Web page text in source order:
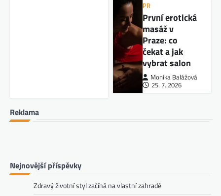
PR
První erotická
masáž v
Praze: co
čekat a jak
vybrat salon
Monika Balážová
25. 7. 2026
Reklama
Nejnovější příspěvky
Zdravý životní styl začíná na vlastní zahradě